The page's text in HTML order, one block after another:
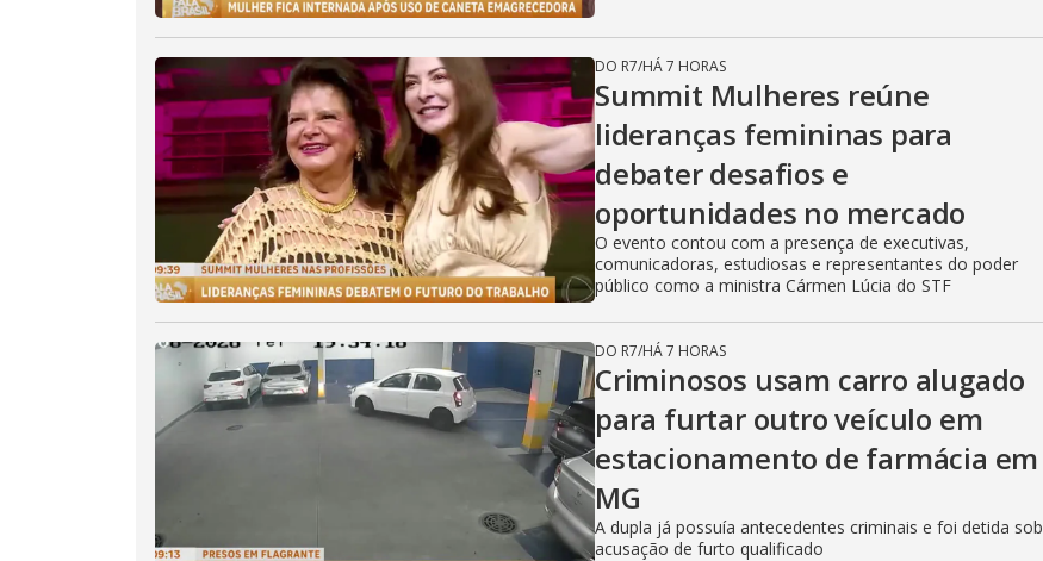
DO R7/HÁ 7 HORAS
Summit Mulheres reúne
lideranças femininas para
debater desafios e
oportunidades no mercado
O evento contou com a presença de executivas,
comunicadoras, estudiosas e representantes do poder
público como a ministra Cármen Lúcia do STF
DO R7/HÁ 7 HORAS
Criminosos usam carro alugado
para furtar outro veículo em
estacionamento de farmácia em
MG
A dupla já possuía antecedentes criminais e foi detida sob
acusação de furto qualificado